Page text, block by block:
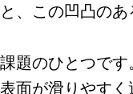
、この凹凸のあ
題のひとつで
面が滑りやす